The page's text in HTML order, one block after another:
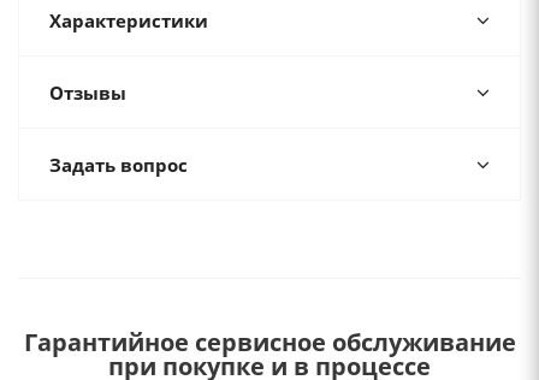
Характеристики
Отзывы
Задать вопрос
Гарантийное сервисное обслуживание
при покупке и в процессе